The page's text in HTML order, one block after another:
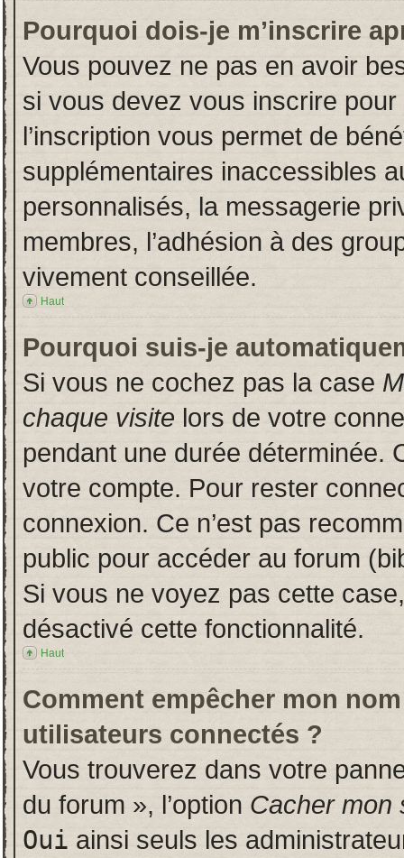
Pourquoi dois-je m’inscrire
Vous pouvez ne pas en avoir
si vous devez vous inscrire
l’inscription vous permet de
supplémentaires inaccessibles
personnalisés, la messagerie
membres, l’adhésion à des
vivement conseillée.
Haut
Pourquoi suis-je
Si vous ne cochez pas la case
chaque visite lors de votre
pendant une durée déterminée.
votre compte. Pour rester
connexion. Ce n’est pas
public pour accéder au forum
Si vous ne voyez pas cette
désactivé cette fonctionnalité.
Haut
Comment empêcher mon
utilisateurs connectés ?
Vous trouverez dans votre
du forum », l’option Cacher mon
Oui ainsi seuls les